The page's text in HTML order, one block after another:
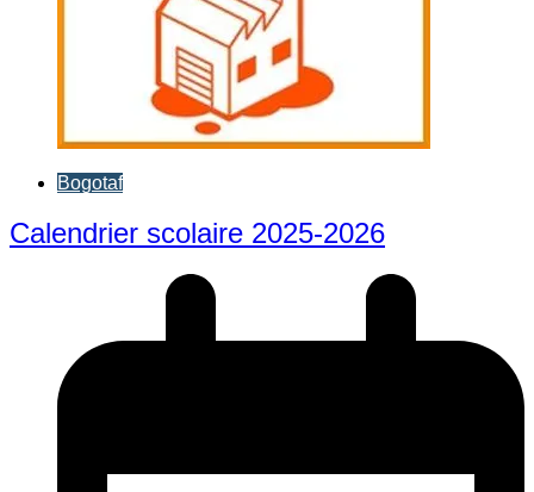
Bogotaf
Calendrier scolaire 2025-2026